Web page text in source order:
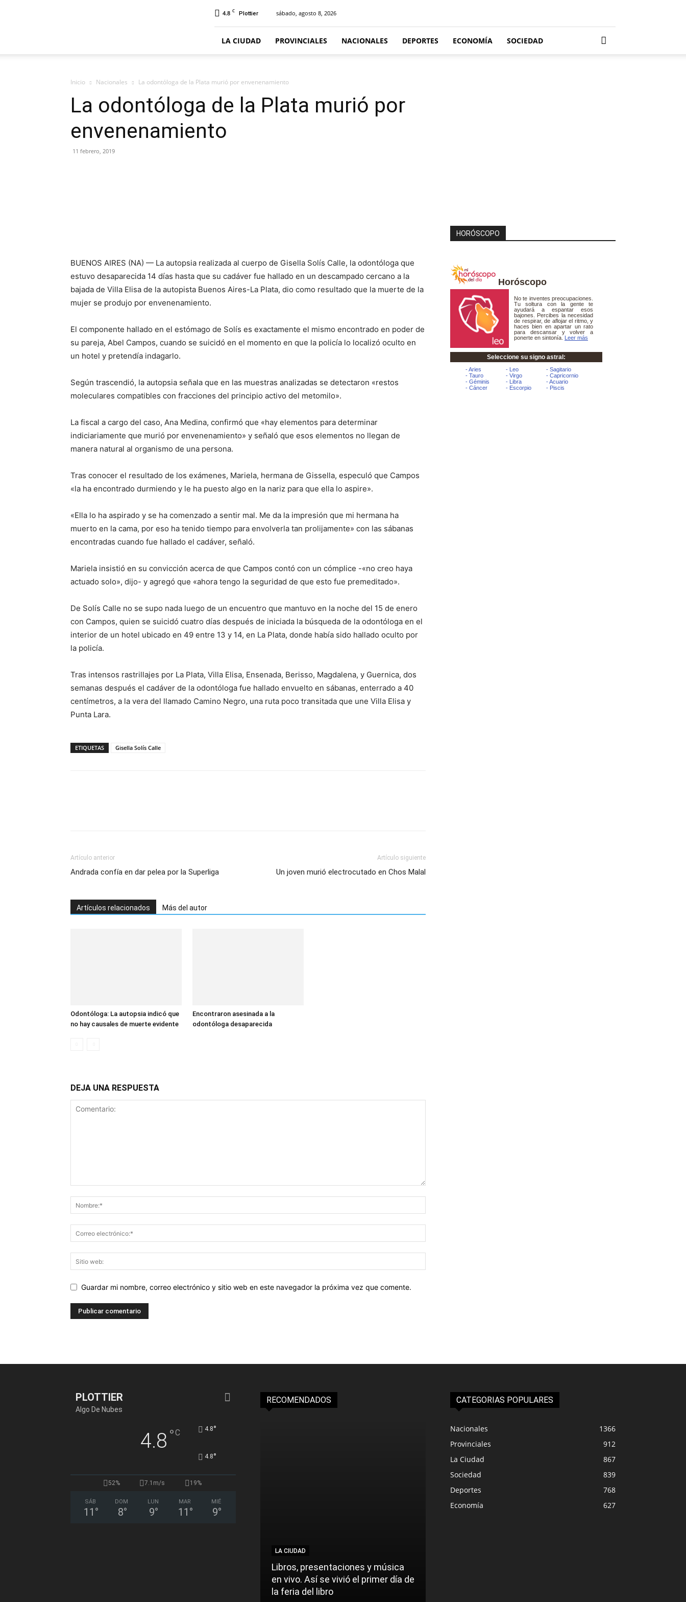
4.8 C Plottier sábado, agosto 8, 2026
LA CIUDAD PROVINCIALES NACIONALES DEPORTES ECONOMÍA SOCIEDAD
Inicio Nacionales La odontóloga de la Plata murió por envenenamiento
La odontóloga de la Plata murió por
envenenamiento
11 febrero, 2019
BUENOS AIRES (NA) — La autopsia realizada al cuerpo de Gisella Solís Calle, la odontóloga que
estuvo desaparecida 14 días hasta que su cadáver fue hallado en un descampado cercano a la
bajada de Villa Elisa de la autopista Buenos Aires-La Plata, dio como resultado que la muerte de la
mujer se produjo por envenenamiento.
El componente hallado en el estómago de Solís es exactamente el mismo encontrado en poder de
su pareja, Abel Campos, cuando se suicidó en el momento en que la policía lo localizó oculto en
un hotel y pretendía indagarlo.
Según trascendió, la autopsia señala que en las muestras analizadas se detectaron «restos
moleculares compatibles con fracciones del principio activo del metomilo».
La fiscal a cargo del caso, Ana Medina, confirmó que «hay elementos para determinar
indiciariamente que murió por envenenamiento» y señaló que esos elementos no llegan de
manera natural al organismo de una persona.
Tras conocer el resultado de los exámenes, Mariela, hermana de Gissella, especuló que Campos
«la ha encontrado durmiendo y le ha puesto algo en la nariz para que ella lo aspire».
«Ella lo ha aspirado y se ha comenzado a sentir mal. Me da la impresión que mi hermana ha
muerto en la cama, por eso ha tenido tiempo para envolverla tan prolijamente» con las sábanas
encontradas cuando fue hallado el cadáver, señaló.
Mariela insistió en su convicción acerca de que Campos contó con un cómplice -«no creo haya
actuado solo», dijo- y agregó que «ahora tengo la seguridad de que esto fue premeditado».
De Solís Calle no se supo nada luego de un encuentro que mantuvo en la noche del 15 de enero
con Campos, quien se suicidó cuatro días después de iniciada la búsqueda de la odontóloga en el
interior de un hotel ubicado en 49 entre 13 y 14, en La Plata, donde había sido hallado oculto por
la policía.
Tras intensos rastrillajes por La Plata, Villa Elisa, Ensenada, Berisso, Magdalena, y Guernica, dos
semanas después el cadáver de la odontóloga fue hallado envuelto en sábanas, enterrado a 40
centímetros, a la vera del llamado Camino Negro, una ruta poco transitada que une Villa Elisa y
Punta Lara.
ETIQUETAS Gisella Solís Calle
Artículo anterior
Andrada confía en dar pelea por la Superliga
Artículo siguiente
Un joven murió electrocutado en Chos Malal
Artículos relacionados Más del autor
Odontóloga: La autopsia indicó que
no hay causales de muerte evidente
Encontraron asesinada a la
odontóloga desaparecida
DEJA UNA RESPUESTA
Guardar mi nombre, correo electrónico y sitio web en este navegador la próxima vez que comente.
HORÓSCOPO
Horóscopo
PLOTTIER
Algo De Nubes
4.8 °C 4.8°
4.8°
52% 7.1m/s 19%
SÁB
11 °
DOM
8°
LUN
9°
MAR
11 °
MIÉ
9°
RECOMENDADOS
LA CIUDAD
Libros, presentaciones y música
en vivo. Así se vivió el primer día de
la feria del libro
CATEGORIAS POPULARES
Nacionales
1366
Provinciales
912
La Ciudad
867
Sociedad
839
Deportes
768
Economía
627